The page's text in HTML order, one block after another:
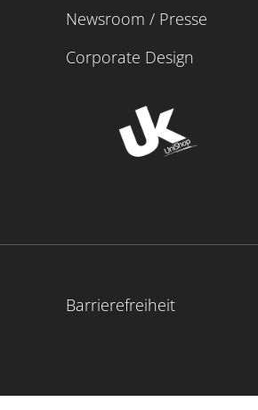
Newsroom / Presse
Corporate Design
Barrierefreiheit